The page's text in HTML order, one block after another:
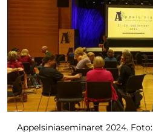
Appelsiniaseminaret 2024.